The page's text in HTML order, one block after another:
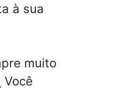
à sua
muito
Você